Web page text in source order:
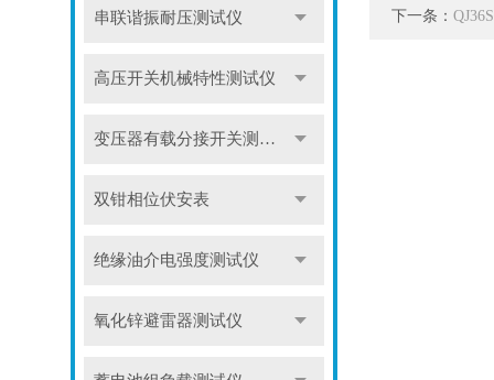
串联谐振耐压测试仪
高压开关机械特性测试仪
变压器有载分接开关测试仪
双钳相位伏安表
绝缘油介电强度测试仪
氧化锌避雷器测试仪
下一条：